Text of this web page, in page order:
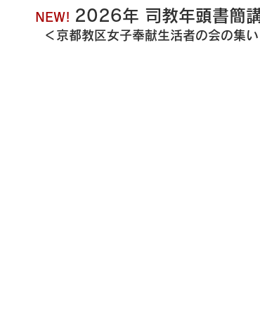
​NEW! 2026年 司教年頭書簡
＜京都教区女子奉献生活者の会の集い